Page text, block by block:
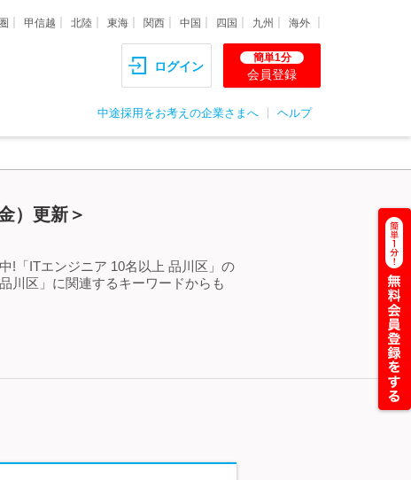
甲信越 北陸 東海 関西 中国 四国 九州 海外
ログイン
簡単1分
会員登録
中途採用をお考えの企業さまへ ヘルプ
）更新＞
!「ITエンジニア 10名以上 品川区」の
川区」に関連するキーワードからも